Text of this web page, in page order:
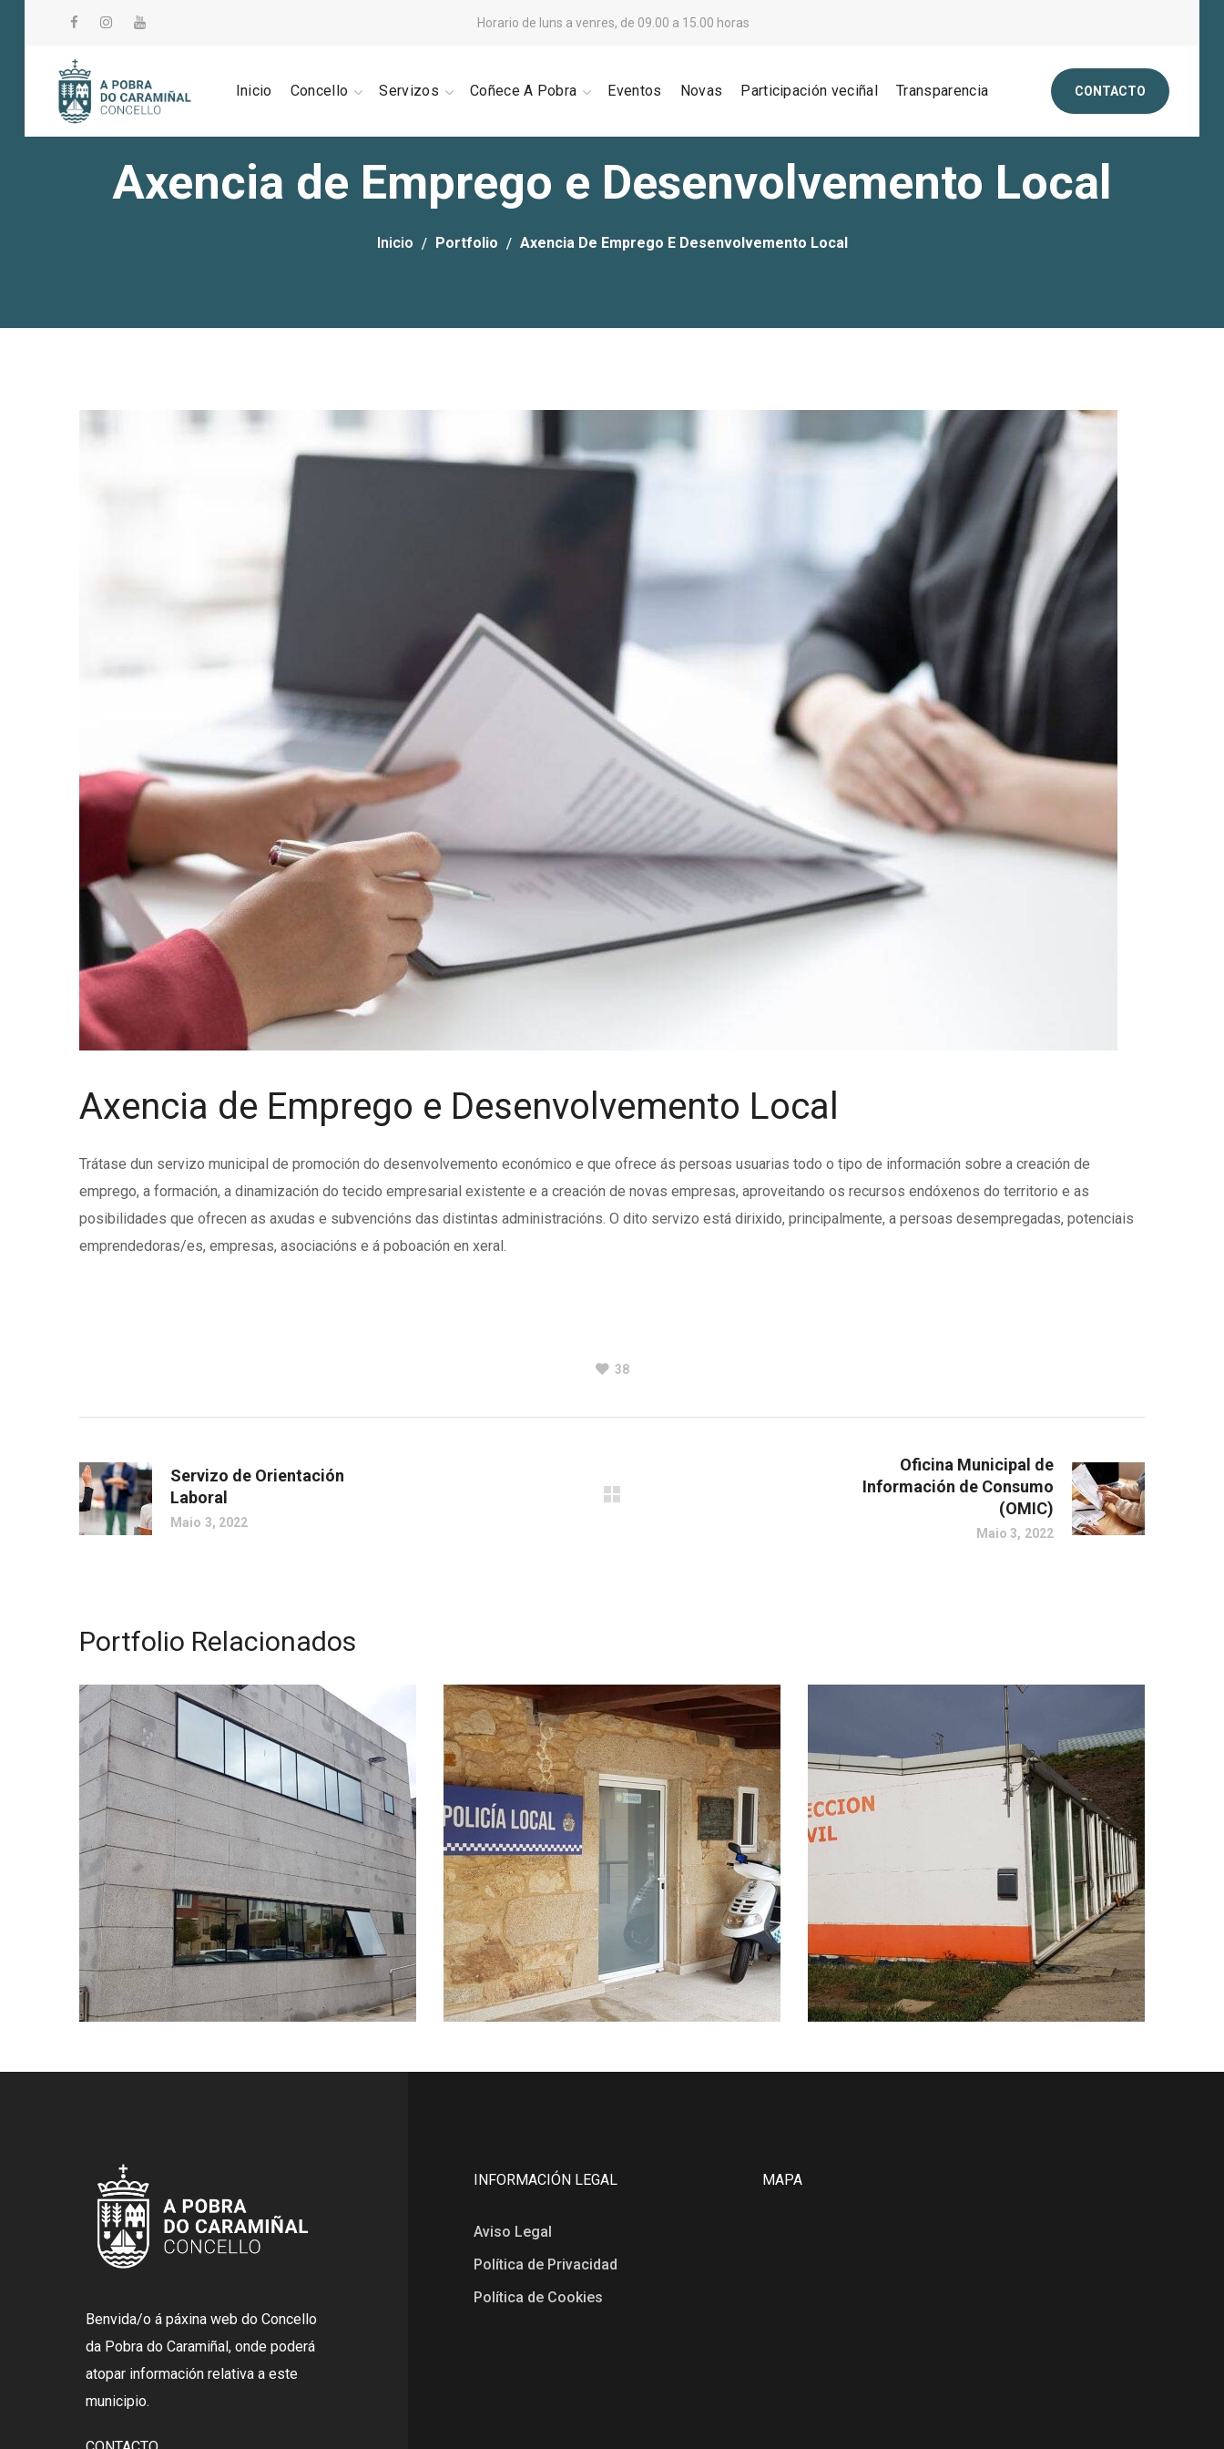
Horario de luns a venres, de 09.00 a 15.00 horas
Inicio Concello Servizos Coñece A Pobra Eventos Novas Participación veciñal Transparencia CONTACTO
Axencia de Emprego e Desenvolvemento Local
Inicio Portfolio Axencia De Emprego E Desenvolvemento Local
Axencia de Emprego e Desenvolvemento Local
Trátase dun servizo municipal de promoción do desenvolvemento económico e que ofrece ás persoas usuarias todo o tipo de información sobre a creación de
emprego, a formación, a dinamización do tecido empresarial existente e a creación de novas empresas, aproveitando os recursos endóxenos do territorio e as
posibilidades que ofrecen as axudas e subvencións das distintas administracións. O dito servizo está dirixido, principalmente, a persoas desempregadas, potenciais
emprendedoras/es, empresas, asociacións e á poboación en xeral.
38
Servizo de Orientación
Laboral
Maio 3, 2022
Oficina Municipal de
Información de Consumo
(OMIC)
Maio 3, 2022
Portfolio Relacionados
Benvida/o á páxina web do Concello
da Pobra do Caramiñal, onde poderá
atopar información relativa a este
municipio.
INFORMACIÓN LEGAL
Aviso Legal
Política de Privacidad
Política de Cookies
MAPA